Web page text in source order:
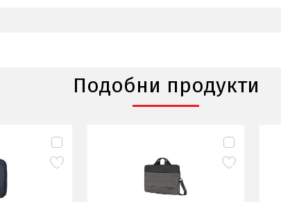
Подобни продукти